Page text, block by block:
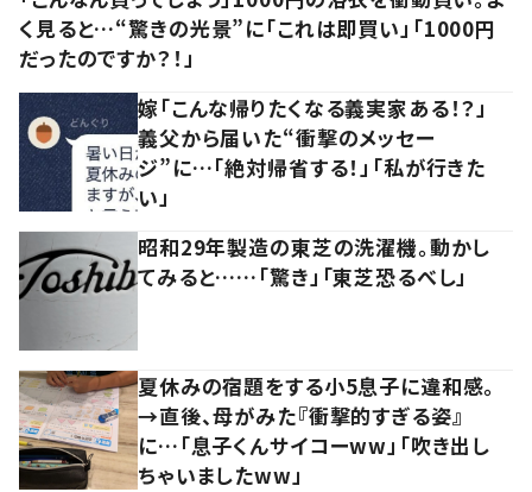
く見ると…“驚きの光景”に「これは即買い」「1000円
だったのですか？！」
嫁「こんな帰りたくなる義実家ある！？」
義父から届いた“衝撃のメッセー
ジ”に…「絶対帰省する！」「私が行きた
い」
昭和29年製造の東芝の洗濯機。動かし
てみると……「驚き」「東芝恐るべし」
夏休みの宿題をする小5息子に違和感。
→直後、母がみた『衝撃的すぎる姿』
に…「息子くんサイコーww」「吹き出し
ちゃいましたww」